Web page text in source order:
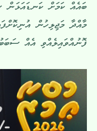
ބައެއް ކަމަށް
މާއްދާ މަޖިލިހުން
ފޮނުއްވައިލެއްވި އެއް